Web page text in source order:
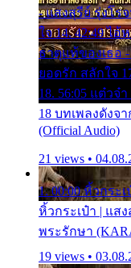
- แสงสุรีย์ รุ่งโร
ใจ 14. 42:49 ไ
ธาตุแท้ของเธอ
ยอดรัก สลักใจ
18. 56:05 แต๋วจ๋
18 บทเพลงดังจ
(Official Audio)
21 views •
1. 00:00 หิ้วกระเ
หิ้วกระเป๋า | แส
พระรักษา
19 views •